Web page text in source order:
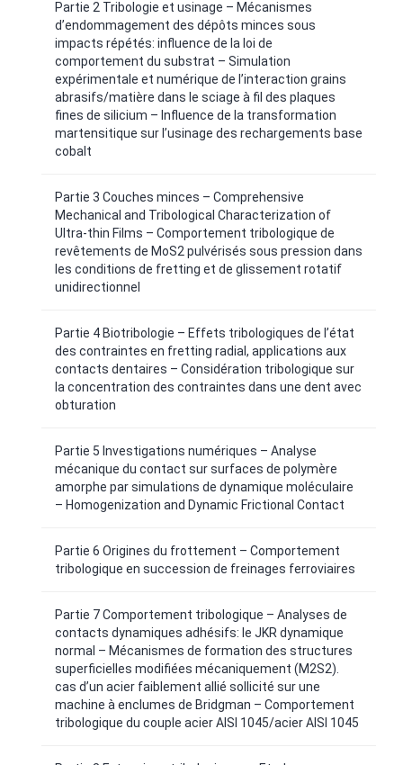
Partie 2 Tribologie et usinage – Mécanismes
d’endommagement des dépôts minces sous
impacts répétés: influence de la loi de
comportement du substrat – Simulation
expérimentale et numérique de l’interaction grains
abrasifs/matière dans le sciage à fil des plaques
fines de silicium – Influence de la transformation
martensitique sur l’usinage des rechargements base
cobalt
Partie 3 Couches minces – Comprehensive
Mechanical and Tribological Characterization of
Ultra-thin Films – Comportement tribologique de
revêtements de MoS2 pulvérisés sous pression dans
les conditions de fretting et de glissement rotatif
unidirectionnel
Partie 4 Biotribologie – Effets tribologiques de l’état
des contraintes en fretting radial, applications aux
contacts dentaires – Considération tribologique sur
la concentration des contraintes dans une dent avec
obturation
Partie 5 Investigations numériques – Analyse
mécanique du contact sur surfaces de polymère
amorphe par simulations de dynamique moléculaire
– Homogenization and Dynamic Frictional Contact
Partie 6 Origines du frottement – Comportement
tribologique en succession de freinages ferroviaires
Partie 7 Comportement tribologique – Analyses de
contacts dynamiques adhésifs: le JKR dynamique
normal – Mécanismes de formation des structures
superficielles modifiées mécaniquement (M2S2).
cas d’un acier faiblement allié sollicité sur une
machine à enclumes de Bridgman – Comportement
tribologique du couple acier AISI 1045/acier AISI 1045